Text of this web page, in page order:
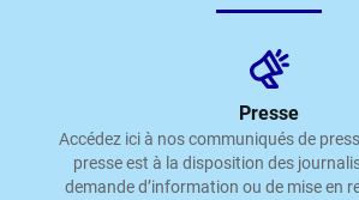
Presse
Accédez ici à nos communiqués de
presse est à la disposition des
demande d’information ou de mise en